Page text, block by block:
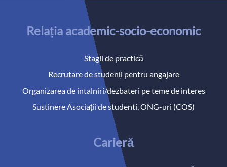
Relația academic-socio-economic
Stagii de practică
Recrutare de studenți pentru angajare
Organizarea de intalniri/dezbateri pe teme de interes
Sustinere Asociații de studenti, ONG-uri (COS)
Carieră